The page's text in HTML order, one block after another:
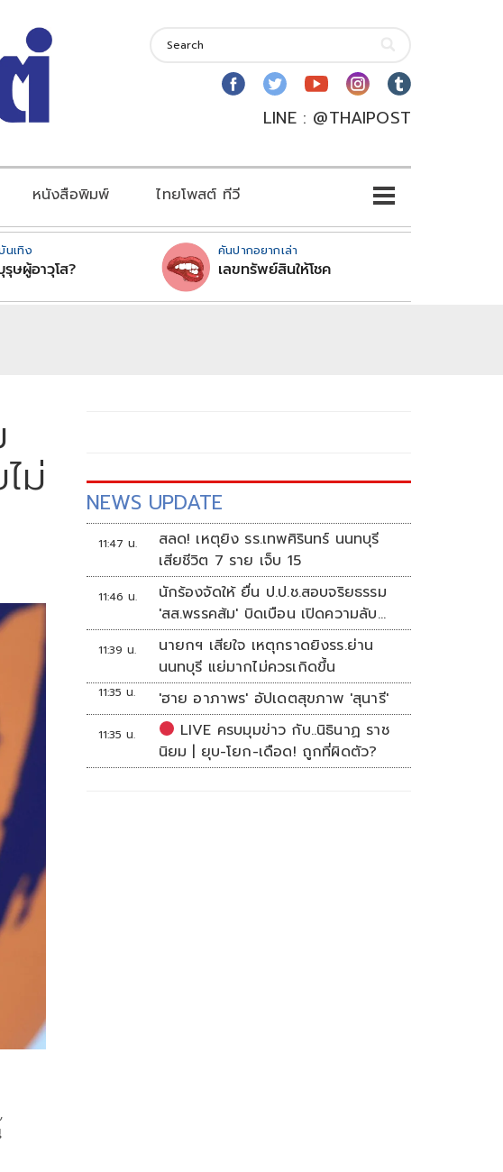
LINE : @THAIPOST
หนังสือพิมพ์ ไทยโพสต์ ทีวี
เทิง
ษผู้อาวุโส?
คันปากอยากเล่า
เลขทรัพย์สินให้โชค
ม่ NEWS UPDATE
11:47 น.
สลด! เหตุยิง รร.เทพศิรินทร์ นนทบุรี
เสียชีวิต 7 ราย เจ็บ 15
11:46 น.
นักร้องจัดให้ ยื่น ป.ป.ช.สอบจริยธรรม
'สส.พรรคส้ม' บิดเบือน เปิดความลับ
'บังเกอร์ทหาร'
11:39 น.
นายกฯ เสียใจ เหตุกราดยิงรร.ย่าน
นนทบุรี แย่มากไม่ควรเกิดขึ้น
11:35 น. 'ฮาย อาภาพร' อัปเดตสุขภาพ 'สุนารี'
11:35 น.
LIVE ครบมุมข่าว กับ..นิธินาฏ ราช
นิยม | ยุบ-โยก-เดือด! ถูกที่ผิดตัว?